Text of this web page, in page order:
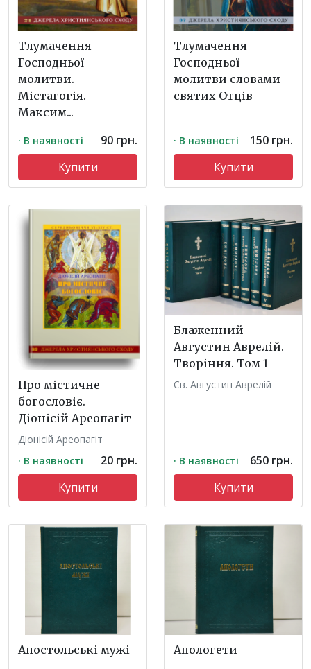
Тлумачення
Господньої
молитви.
Містагогія.
Максим...
· В наявності
90 грн.
Купити
Тлумачення
Господньої
молитви словами
святих Отців
· В наявності
150 грн.
Купити
Про містичне
богословіє.
Діонісій Ареопагіт
Діонісій Ареопагіт
· В наявності
20 грн.
Купити
Блаженний
Августин Аврелій.
Творіння. Том 1
Св. Августин Аврелій
· В наявності
650 грн.
Купити
Апостольські мужі Апологети